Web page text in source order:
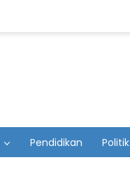
Pendidikan Politik